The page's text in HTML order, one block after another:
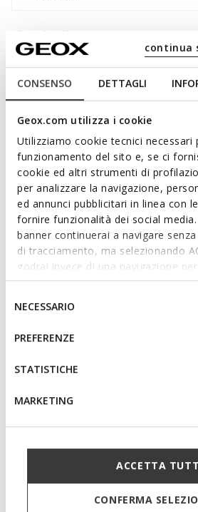
CONSENSO DETTAGLI
Geox.com utilizza i cookie
Utilizziamo cookie tecnici necessari
funzionamento del sito e, se ci
cookie ed altri strumenti di
per analizzare la navigazione,
ed annunci pubblicitari in linea con
fornire funzionalità dei social
banner continuerai a navigare
di tracciamento, ma selezionando
godrai invece di una navigazione
base dei tuoi gusti ed interessi.
IMPOSTAZIONI potrai anche
altri strumenti di tracciamento
informazioni o per modificare in
tue impostazioni, visita la nostra
consenso
NECESSARIO
PREFERENZE
STATISTICHE
MARKETING
ACCETTA
CONFERMA
continua
Beschreibung
Basketball-inspirierter Sneaker für
Klettverschluss und Verstärkung an der
atmungsaktive und bequeme Washiba
Outfits in der Schule und am
PRODUKTCODE:J45HXB000BCC8F8R
Mehr anzeigen
Eigenschaften
Schnelles und einfaches Anziehen
Verstärkte Schuhspitze
Klettverschluss;
Materialien
Technologien
Das könnte Ihnen
gefallen: